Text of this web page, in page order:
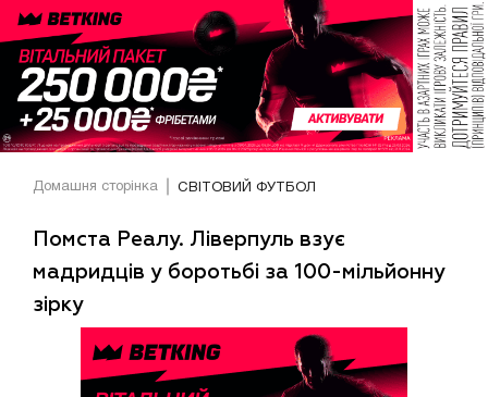
Домашня сторінка СВІТОВИЙ ФУТБОЛ
Помста Реалу. Ліверпуль взує
мадридців у боротьбі за 100-мільйонну
зірку